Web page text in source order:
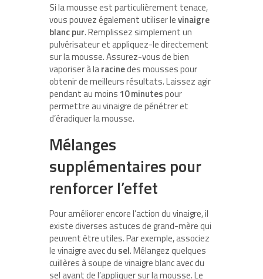
Si la mousse est particulièrement tenace,
vous pouvez également utiliser levinaigre
blanc pur. Remplissez simplement un
pulvérisateur et appliquez-le directement
sur la mousse. Assurez-vous de bien
vaporiser à laracinedes mousses pour
obtenir de meilleurs résultats. Laissez agir
pendant au moins 10 minutespour
permettre au vinaigre de pénétrer et
d’éradiquer la mousse.
Mélanges
supplémentaires pour
renforcer l’effet
Pour améliorer encore l’action du vinaigre, il
existe diverses astuces de grand-mère qui
peuvent être utiles. Par exemple, associez
le vinaigre avec du sel. Mélangez quelques
cuillères à soupe de vinaigre blanc avec du
sel avant de l’appliquer sur la mousse. Le